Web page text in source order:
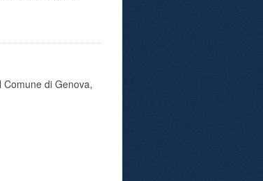
di Genova,